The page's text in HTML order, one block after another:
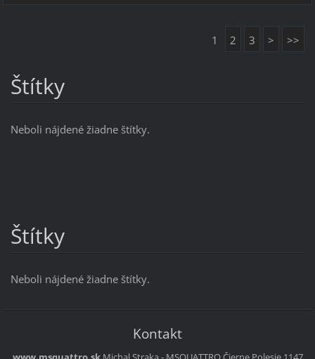
1 2 3 > >>
Štítky
Neboli nájdené žiadne štítky.
Štítky
Neboli nájdené žiadne štítky.
Kontakt